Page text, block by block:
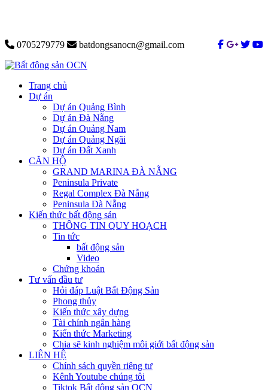
0705279779 batdongsanocn@gmail.com
Trang chủ
Dự án
Dự án Quảng Bình
Dự án Đà Nẵng
Dự án Quảng Nam
Dự án Quảng Ngãi
Dự án Đất Xanh
CĂN HỘ
GRAND MARINA ĐÀ NẴNG
Peninsula Private
Regal Complex Đà Nẵng
Peninsula Đà Nẵng
Kiến thức bất động sản
THÔNG TIN QUY HOẠCH
Tin tức
bất động sản
Video
Chứng khoán
Tư vấn đầu tư
Hỏi đáp Luật Bất Động Sản
Phong thủy
Kiến thức xây dựng
Tài chính ngân hàng
Kiến thức Marketing
Chia sẽ kinh nghiệm môi giới bất động sản
LIÊN HỆ
Chính sách quyền riêng tư
Kênh Youtube chúng tôi
Tiktok Bất động sản OCN